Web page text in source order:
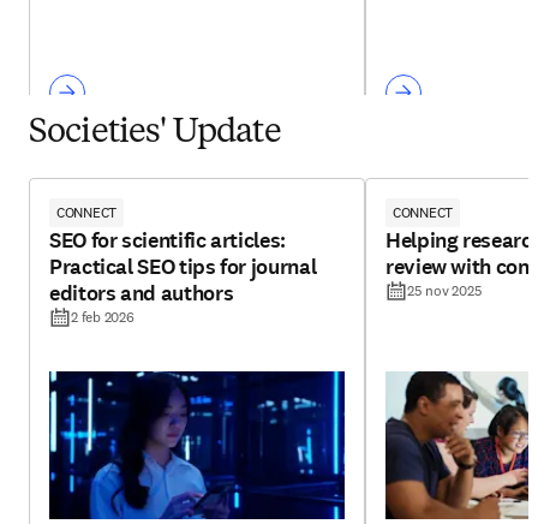
Societies' Update
CONNECT
SEO for scientific articles:
Practical SEO tips for journal
editors and authors
2 feb 2026
CONNECT
Helping
review with
25 nov 2025